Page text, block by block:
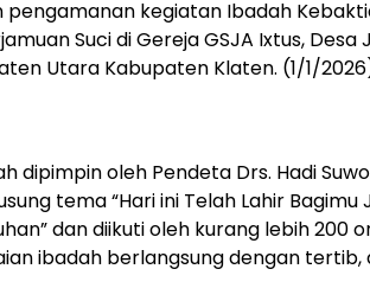
pengamanan kegiatan Ibadah
Suci di Gereja GSJA Ixtus, Desa
Utara Kabupaten Klaten. (1/1/
dipimpin oleh Pendeta Drs. Hadi
tema “Hari ini Telah Lahir Bagimu
dan diikuti oleh kurang lebih 200
ibadah berlangsung dengan tertib,